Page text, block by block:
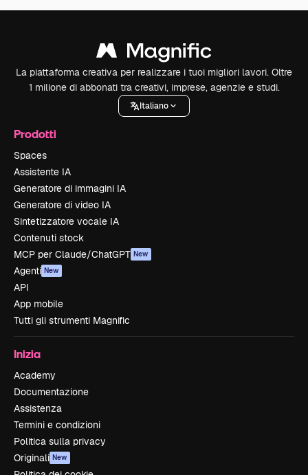
La piattaforma creativa per realizzare i tuoi migliori lavori. Oltre
1 milione di abbonati tra creativi, imprese, agenzie e studi.
Italiano
Prodotti
Spaces
Assistente IA
Generatore di immagini IA
Generatore di video IA
Sintetizzatore vocale IA
Contenuti stock
MCP per Claude/ChatGPT New
Agenti New
API
App mobile
Tutti gli strumenti Magnific
Inizia
Academy
Documentazione
Assistenza
Termini e condizioni
Politica sulla privacy
Originali New